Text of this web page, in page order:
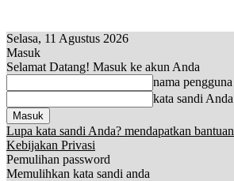
Selasa, 11 Agustus 2026
Masuk
Selamat Datang! Masuk ke akun Anda
nama pengguna
kata sandi Anda
Lupa kata sandi Anda? mendapatkan bantuan
Kebijakan Privasi
Pemulihan password
Memulihkan kata sandi anda